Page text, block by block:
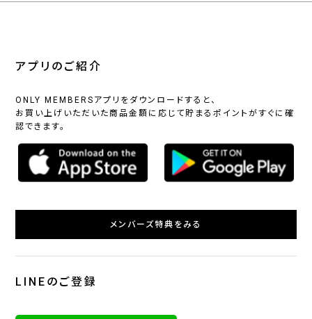
アプリのご紹介
ONLY MEMBERSアプリをダウンロードすると、
お買い上げいただいた商品金額に応じて貯まるポイントがすぐに確
認できます。
メンバーズ特典をみる
LINEのご登録